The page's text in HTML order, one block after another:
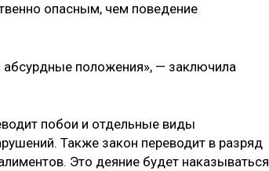
опасным, чем поведение
абсурдные положения», — заключила
побои и отдельные виды
Также закон переводит в разряд
Это деяние будет наказываться